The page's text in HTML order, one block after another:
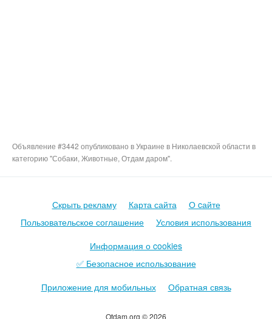
Объявление #3442 опубликовано в Украине в Николаевской области в
категорию "Собаки, Животные, Отдам даром".
Otdam.org © 2026
Скрыть рекламу Карта сайта
О cайте
Пользовательское соглашение
Условия использования
Информация о cookies
✅ Безопасное использование
Приложение для мобильных
Обратная связь